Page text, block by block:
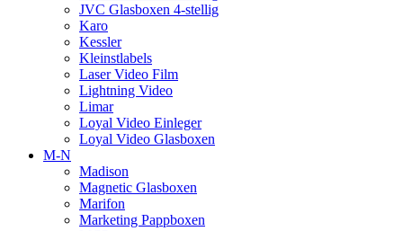
JVC Glasboxen 4-stellig
Karo
Kessler
Kleinstlabels
Laser Video Film
Lightning Video
Limar
Loyal Video Einleger
Loyal Video Glasboxen
M-N
Madison
Magnetic Glasboxen
Marifon
Marketing Pappboxen